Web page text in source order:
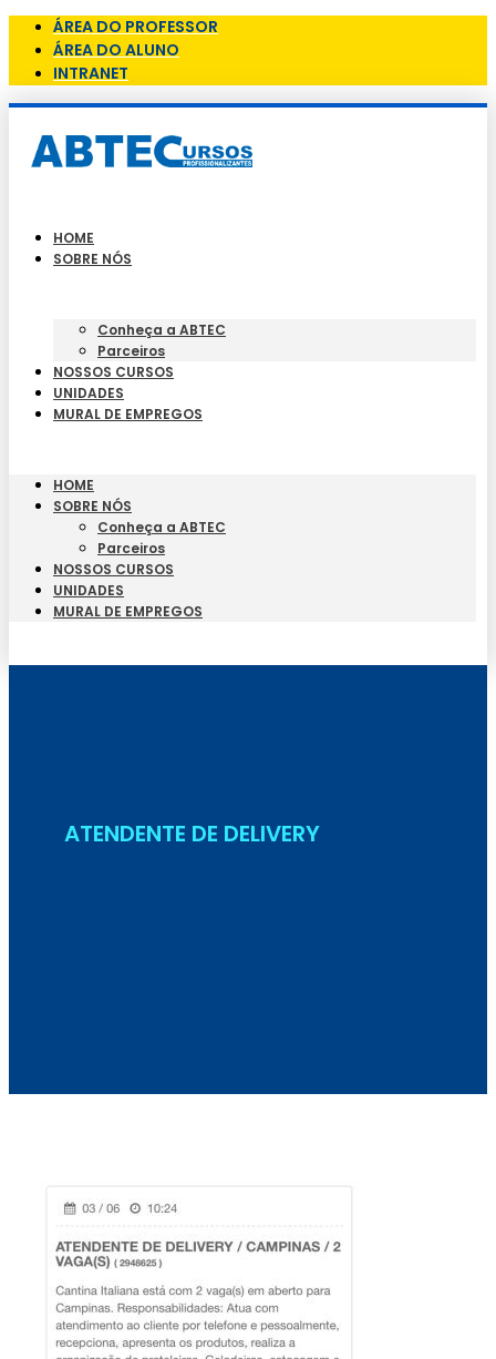
ÁREA DO PROFESSOR
ÁREA DO ALUNO
INTRANET
HOME
SOBRE NÓS
Conheça a ABTEC
Parceiros
NOSSOS CURSOS
UNIDADES
MURAL DE EMPREGOS
HOME
SOBRE NÓS
Conheça a ABTEC
Parceiros
NOSSOS CURSOS
UNIDADES
MURAL DE EMPREGOS
ATENDENTE DE DELIVERY